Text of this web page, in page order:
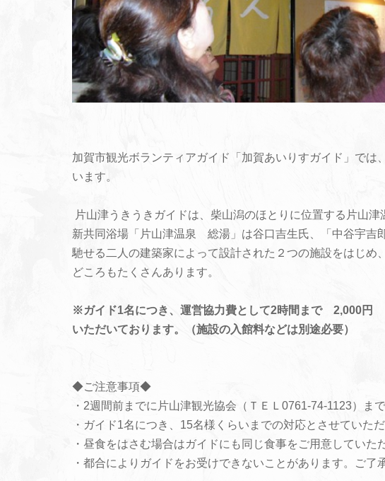
加賀市観光ボランティアガイド「加賀あいりすガイド」では
います。
片山津うきうきガイドは、柴山潟のほとりに位置する片山津
新共同浴場「片山津温泉 総湯」は谷口吉生氏、「中谷宇
馳せる二人の建築家によって設計された２つの施設をはじめ
どころもたくさんあります。
※ガイド1名につき、運営協力費として2時間まで
いただいております。（施設の入館料などは別途必要）
◆ご注意事項◆
・2週間前までに片山津観光協会（ＴＥＬ0761-74-1123）ま
・ガイド1名につき、15名様くらいまでの対応とさせていただ
・昼食をはさむ場合はガイドにも同じ食事をご用意していた
・都合によりガイドをお受けできないことがあります。ご了